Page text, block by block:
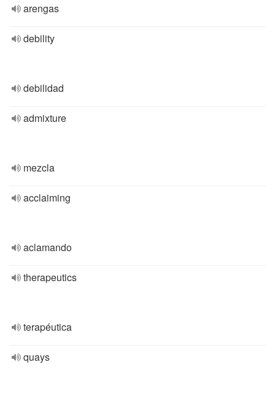
arengas
debility
debilidad
admixture
mezcla
acclaiming
aclamando
therapeutics
terapéutica
quays